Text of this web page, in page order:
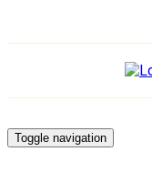
Toggle navigation